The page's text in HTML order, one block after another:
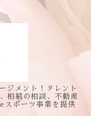
ジメント！タレント
相続の相談、不動産
スポーツ事業を提供